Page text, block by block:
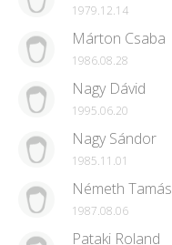
1979.12.14
Márton Csaba
1986.08.28
Nagy Dávid
1995.06.20
Nagy Sándor
1985.11.01
Németh Tamás
1987.08.06
Pataki Roland